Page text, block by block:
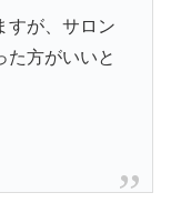
すが、サロン
た方がいいと